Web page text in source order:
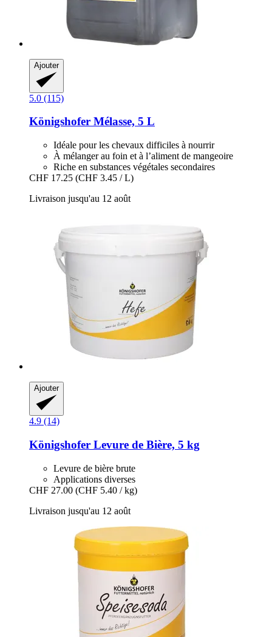
Ajouter
5.0 (115)
Königshofer Mélasse, 5 L
Idéale pour les chevaux difficiles à nourrir
À mélanger au foin et à l’aliment de mangeoire
Riche en substances végétales secondaires
CHF 17.25 (CHF 3.45 / L)
Livraison jusqu'au 12 août
Ajouter
4.9 (14)
Königshofer Levure de Bière, 5 kg
Levure de bière brute
Applications diverses
CHF 27.00 (CHF 5.40 / kg)
Livraison jusqu'au 12 août